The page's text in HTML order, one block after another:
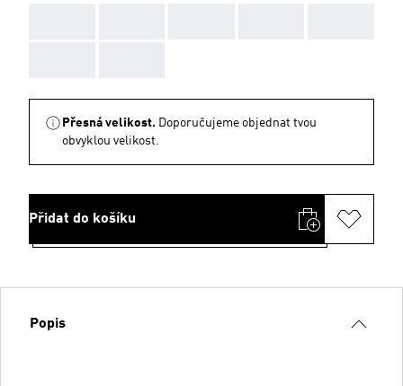
Přesná velikost. Doporučujeme objednat tvou
obvyklou velikost.
Přidat do košíku
Popis